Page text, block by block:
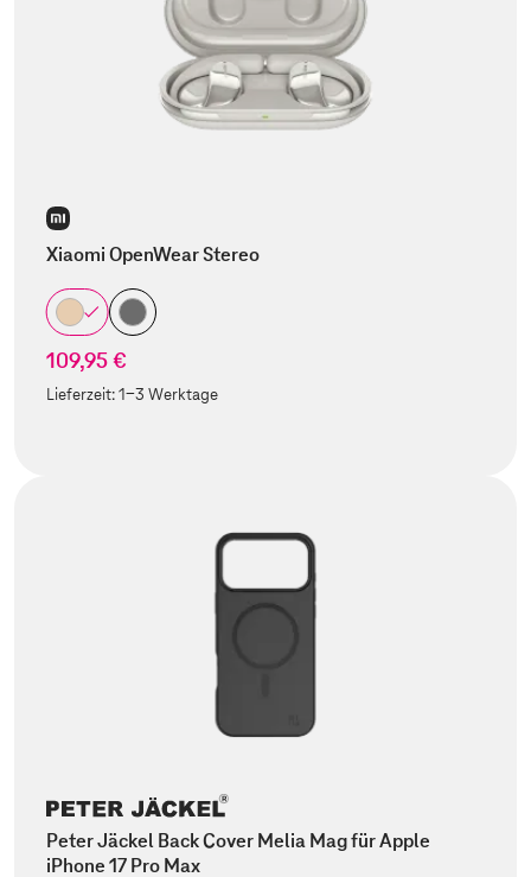
Xiaomi OpenWear Stereo
109,95 €
Lieferzeit:1-3 Werktage
Peter Jäckel Back Cover Melia Mag für Apple
iPhone 17 Pro Max